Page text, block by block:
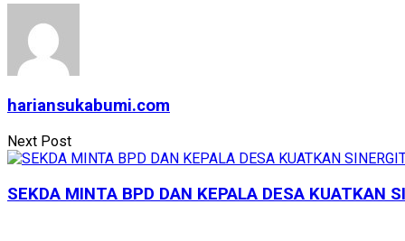
hariansukabumi.com
Next Post
SEKDA MINTA BPD DAN KEPALA DESA KUATKAN